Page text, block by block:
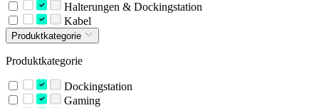
Halterungen & Dockingstation
Kabel
Produktkategorie
Produktkategorie
Dockingstation
Gaming